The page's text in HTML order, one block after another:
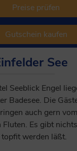
Preise prüfen
Gutschein kaufen
See
Seeblick Engel
Badesee. Die
auch gern
Fluten. Es gibt
werden läßt.